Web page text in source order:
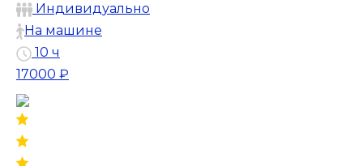
Индивидуально
На машине
10 ч
17000 ₽